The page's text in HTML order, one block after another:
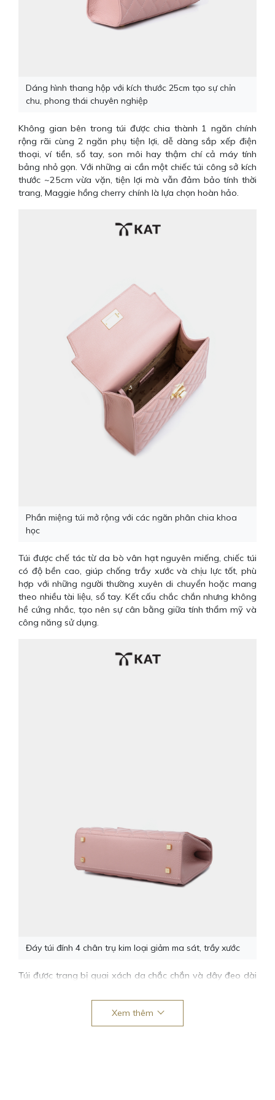
Dáng hình thang hộp với kích thước 25cm tạo sự chỉn
chu, phong thái chuyên nghiệp
Không gian bên trong túi được chia thành 1 ngăn chính
rộng rãi cùng 2 ngăn phụ tiện lợi, dễ dàng sắp xếp điện
thoại, ví tiền, sổ tay, son môi hay thậm chí cả máy tính
bảng nhỏ gọn. Với những ai cần một chiếc túi công sở kích
thước ~25cm vừa vặn, tiện lợi mà vẫn đảm bảo tính thời
trang, Maggie hồng cherry chính là lựa chọn hoàn hảo.
Phần miệng túi mở rộng với các ngăn phân chia khoa
học
Túi được chế tác từ da bò vân hạt nguyên miếng, chiếc túi
có độ bền cao, giúp chống trầy xước và chịu lực tốt, phù
hợp với những người thường xuyên di chuyển hoặc mang
theo nhiều tài liệu, sổ tay. Kết cấu chắc chắn nhưng không
hề cứng nhắc, tạo nên sự cân bằng giữa tính thẩm mỹ và
công năng sử dụng.
Đáy túi đính 4 chân trụ kim loại giảm ma sát, trầy xước
Túi được trang bị quai xách da chắc chắn và dây đeo dài
cầm tay thanh lịch khi đi họp, đeo chéo thoải mái khi di
chuyển, hay đeo vai để tạo vẻ ngoài duyên dáng và nữ
Xem thêm